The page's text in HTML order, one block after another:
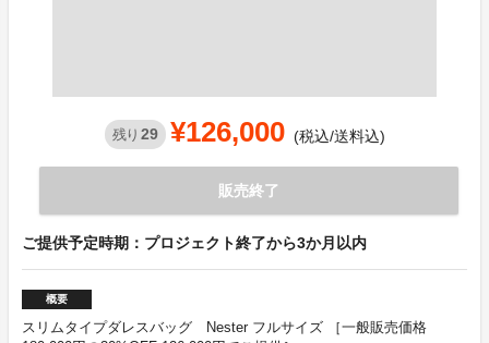
残り 29 ¥126,000 (税込/送料込)
販売終了
ご提供予定時期：プロジェクト終了から3か月以内
概要
スリムタイプダレスバッグ Nester フルサイズ ［一般販売価格